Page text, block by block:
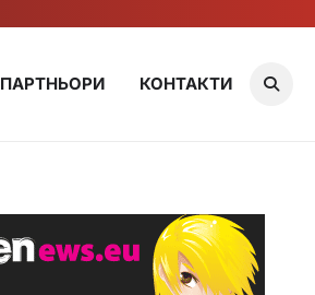
ПАРТНЬОРИ КОНТАКТИ